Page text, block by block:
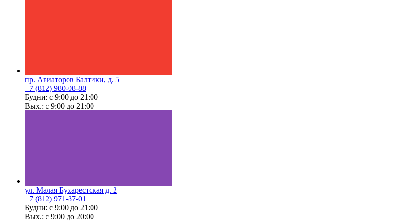
пр. Авиаторов Балтики, д. 5
+7 (812) 980-08-88
Будни: с 9:00 до 21:00
Вых.: с 9:00 до 21:00
ул. Малая Бухарестская д. 2
+7 (812) 971-87-01
Будни: с 9:00 до 21:00
Вых.: с 9:00 до 20:00